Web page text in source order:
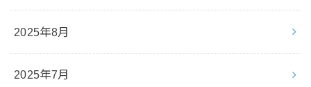
2025年8月
2025年7月